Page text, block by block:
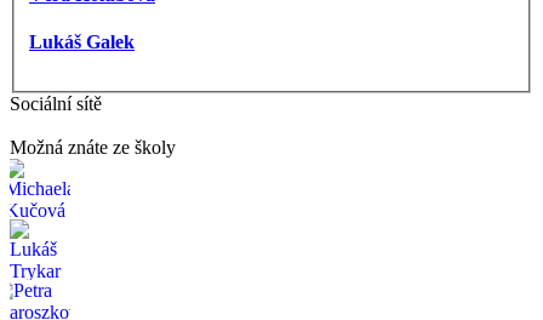
Lukáš Galek
Sociální sítě
Možná znáte ze školy